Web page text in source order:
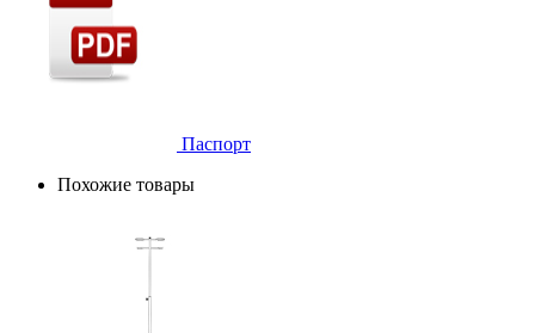
Паспорт
Похожие товары